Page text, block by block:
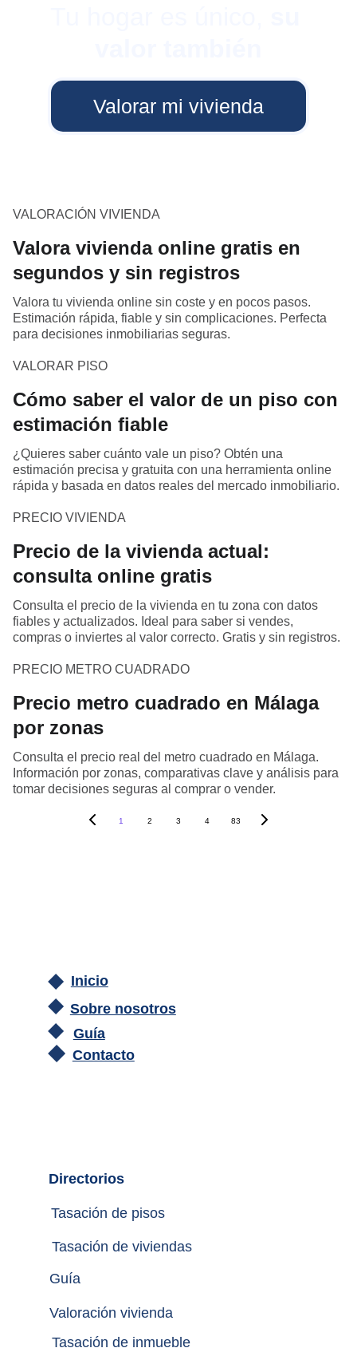
Valorar mi vivienda
VALORACIÓN VIVIENDA
Valora vivienda online gratis en
segundos y sin registros
Valora tu vivienda online sin coste y en pocos pasos.
Estimación rápida, fiable y sin complicaciones. Perfecta
para decisiones inmobiliarias seguras.
VALORAR PISO
Cómo saber el valor de un piso con
estimación fiable
¿Quieres saber cuánto vale un piso? Obtén una
estimación precisa y gratuita con una herramienta online
rápida y basada en datos reales del mercado inmobiliario.
PRECIO VIVIENDA
Precio de la vivienda actual:
consulta online gratis
Consulta el precio de la vivienda en tu zona con datos
fiables y actualizados. Ideal para saber si vendes,
compras o inviertes al valor correcto. Gratis y sin registros.
PRECIO METRO CUADRADO
Precio metro cuadrado en Málaga
por zonas
Consulta el precio real del metro cuadrado en Málaga.
Información por zonas, comparativas clave y análisis para
tomar decisiones seguras al comprar o vender.
1 2 3 4 83
Inicio
Guía
Contacto
Sobre nosotros
Directorios
Tasación de pisos
Tasación de viviendas
Guía
Valoración vivienda
Tasación de inmueble